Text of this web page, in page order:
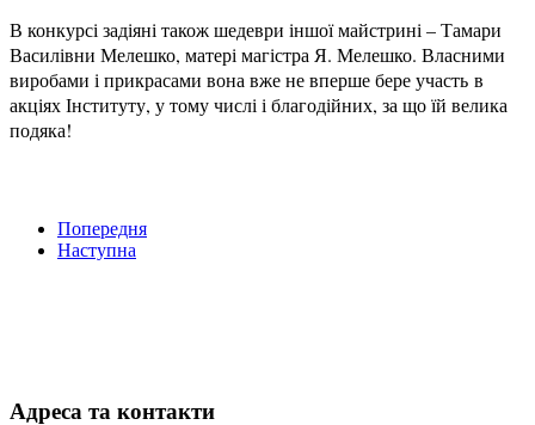
В конкурсі задіяні також шедеври іншої майстрині – Тамари
Василівни Мелешко, матері магістра Я. Мелешко. Власними
виробами і прикрасами вона вже не вперше бере участь в
акціях Інституту, у тому числі і благодійних, за що їй велика
подяка!
Попередня
Наступна
Адреса та контакти